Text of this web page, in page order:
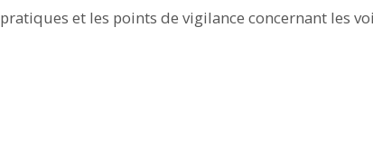
pratiques et les points de vigilance concernant les